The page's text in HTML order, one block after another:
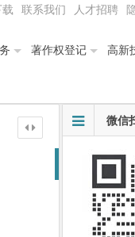
联系我们 人才招聘
著作权登记 高新
微信